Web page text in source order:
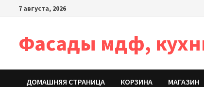
Перейти7 августа, 2026
Фасады мдф,
ДОМАШНЯЯ СТРАНИЦА КОРЗИНА МАГАЗИН